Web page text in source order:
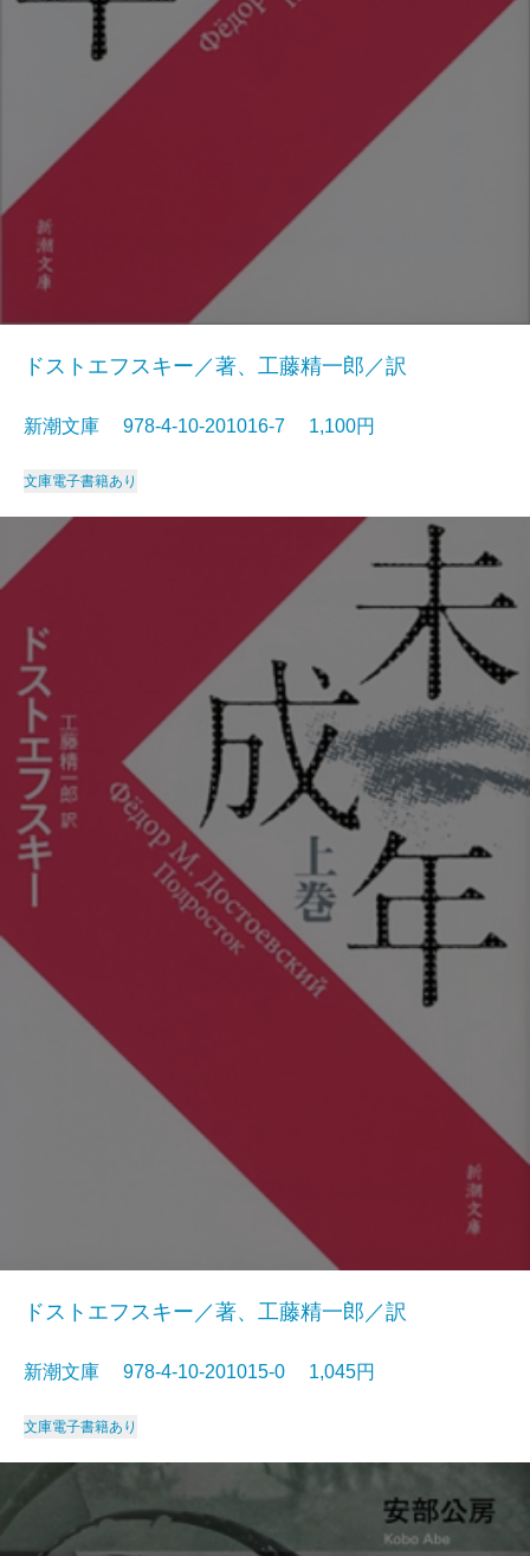
ドストエフスキー／著、工藤精一郎／訳
新潮文庫 978-4-10-201016-7 1,100円
文庫電子書籍あり
ドストエフスキー／著、工藤精一郎／訳
新潮文庫 978-4-10-201015-0 1,045円
文庫電子書籍あり